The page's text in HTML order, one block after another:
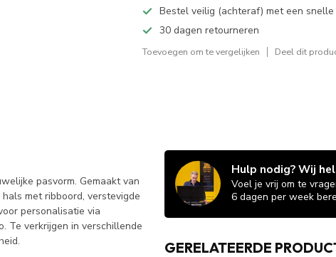
Bestel veilig (achteraf) met een snelle
30 dagen retourneren
Toevoegen om te vergelijken Deel dit
pasvorm. Gemaakt van
met ribboord, verstevigde
personalisatie via
Te verkrijgen in verschillende
Hulp nodig? Wij
Voel je vrij om te
6 dagen per week
GERELATEERDE